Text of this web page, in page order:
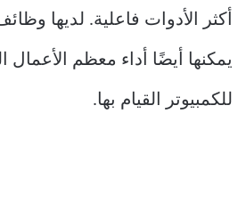
أكثر الأدوات فاعلية. لديها
يمكنها أيضًا أداء معظم الأعمال
للكمبيوتر القيام بها.